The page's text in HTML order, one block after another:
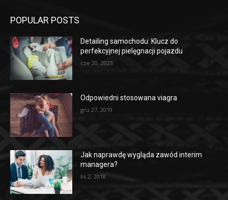
POPULAR POSTS
Detailing samochodu: Klucz do
perfekcyjnej pielęgnacji pojazdu
cze 20, 2023
Odpowiedni stosowana viagra
gru 27, 2019
Jak naprawdę wygląda zawód interim
managera?
lis 2, 2018